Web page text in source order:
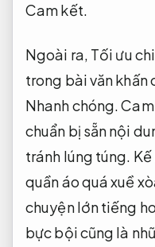
Cam kết.
Ngoài ra, Tối ưu
trong bài văn khấn
Nhanh chóng.
chuẩn bị sẵn nội
tránh lúng túng. Kế
quần áo quá xuề
chuyện lớn tiếng
bực bội cũng là